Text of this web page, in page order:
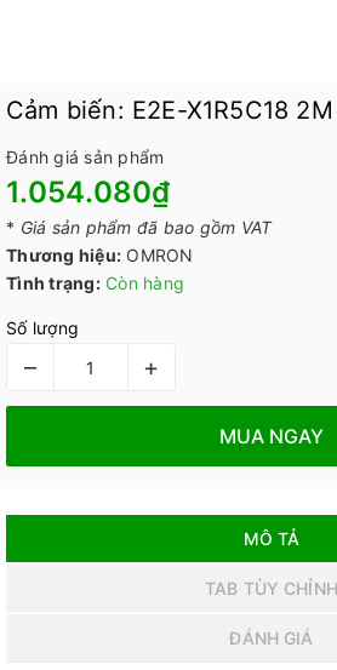
Cảm biến: E2E-X1R5C18
Đánh giá sản phẩm
1.054.080₫
* Giá sản phẩm đã bao gồm VAT
Thương hiệu: OMRON
Tình trạng: Còn hàng
Số lượng
– +
MUA NGAY
MÔ TẢ
TAB TÙY CHỈNH
ĐÁNH GIÁ